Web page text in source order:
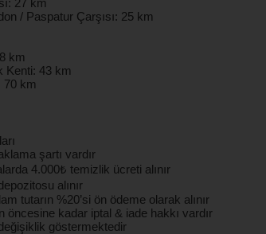
/ Paspatur Çarşısı: 25 km
km
Kenti: 43 km
70 km
şartı vardır
4.000₺ temizlik ücreti alınır
alınır
tutarın %20’si ön ödeme olarak alınır
öncesine kadar iptal & iade hakkı vardır
göstermektedir